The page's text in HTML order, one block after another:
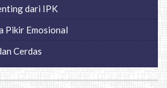
dari IPK
Pikir Emosional
Cerdas